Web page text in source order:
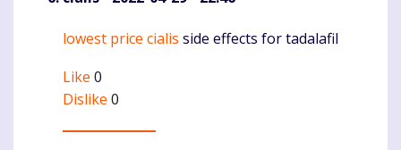
Komentaras
lowest price cialis side effects for tadalafil
Like 0
Dislike 0